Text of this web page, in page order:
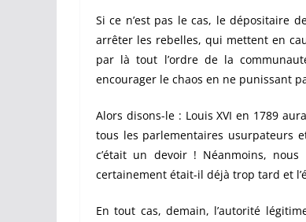
Si ce n’est pas le cas, le dépositaire
arrêter les rebelles, qui mettent en
par là tout l’ordre de la
encourager le chaos en ne punissant
Alors disons-le : Louis XVI en 1789
tous les parlementaires usurpateurs
c’était un devoir ! Néanmoins, nous
certainement était-il déjà trop tard et
En tout cas, demain, l’autorité